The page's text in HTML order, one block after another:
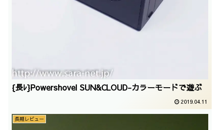
{長ﾚ}Powershovel SUN&CLOUD-カラーモードで遊ぶ
2019.04.11
長期レビュー